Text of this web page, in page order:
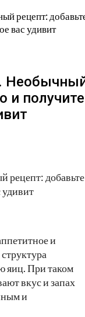
рецепт:
вас удивит
и получите
и
яиц. При таком
вкус и запах
и